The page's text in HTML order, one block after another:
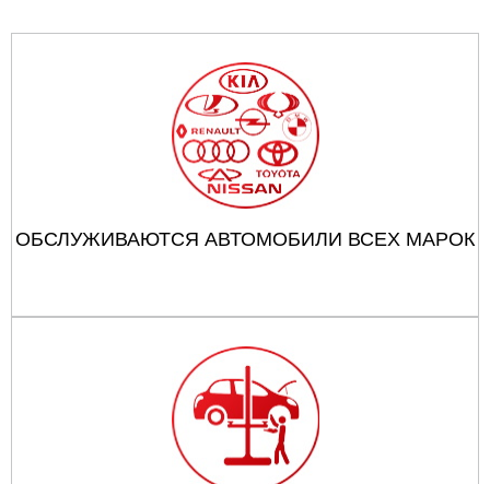
ОБСЛУЖИВАЮТСЯ АВТОМОБИЛИ ВСЕХ МАРОК